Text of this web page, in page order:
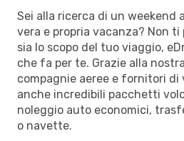
Sei alla ricerca di un weekend
vera e propria vacanza? Non
sia lo scopo del tuo viaggio,
che fa per te. Grazie alla
compagnie aeree e fornitori di
anche incredibili pacchetti
noleggio auto economici,
o navette.